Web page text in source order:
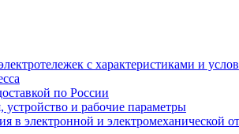
с характеристиками и
по России
и рабочие параметры
в электронной и электромеханической